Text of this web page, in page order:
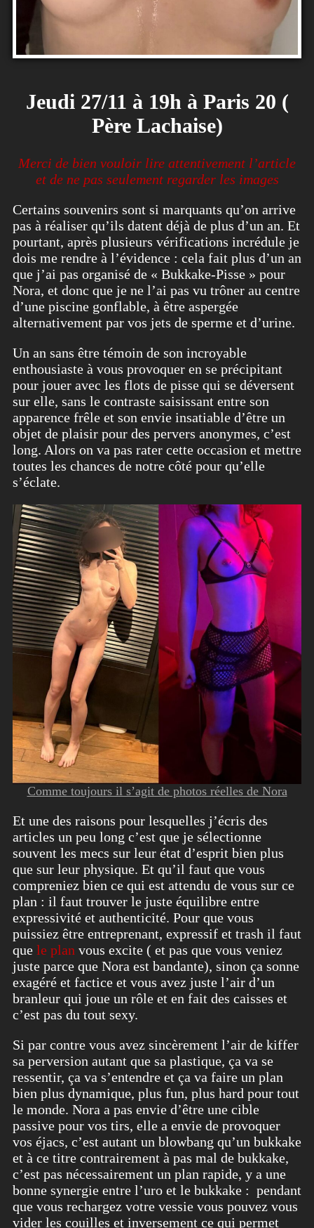
Jeudi 27/11 à 19h à Paris 20 (
Père Lachaise)
Merci de bien vouloir lire attentivement l’article
et de ne pas seulement regarder les images
Certains souvenirs sont si marquants qu’on arrive
pas à réaliser qu’ils datent déjà de plus d’un an. Et
pourtant, après plusieurs vérifications incrédule je
dois me rendre à l’évidence : cela fait plus d’un an
que j’ai pas organisé de « Bukkake-Pisse » pour
Nora, et donc que je ne l’ai pas vu trôner au centre
d’une piscine gonflable, à être aspergée
alternativement par vos jets de sperme et d’urine.
Un an sans être témoin de son incroyable
enthousiaste à vous provoquer en se précipitant
pour jouer avec les flots de pisse qui se déversent
sur elle, sans le contraste saisissant entre son
apparence frêle et son envie insatiable d’être un
objet de plaisir pour des pervers anonymes, c’est
long. Alors on va pas rater cette occasion et mettre
toutes les chances de notre côté pour qu’elle
s’éclate.
Comme toujours il s’agit de photos réelles de Nora
Et une des raisons pour lesquelles j’écris des
articles un peu long c’est que je sélectionne
souvent les mecs sur leur état d’esprit bien plus
que sur leur physique. Et qu’il faut que vous
compreniez bien ce qui est attendu de vous sur ce
plan : il faut trouver le juste équilibre entre
expressivité et authenticité. Pour que vous
puissiez être entreprenant, expressif et trash il faut
que le plan vous excite ( et pas que vous veniez
juste parce que Nora est bandante), sinon ça sonne
exagéré et factice et vous avez juste l’air d’un
branleur qui joue un rôle et en fait des caisses et
c’est pas du tout sexy.
Si par contre vous avez sincèrement l’air de kiffer
sa perversion autant que sa plastique, ça va se
ressentir, ça va s’entendre et ça va faire un plan
bien plus dynamique, plus fun, plus hard pour tout
le monde. Nora a pas envie d’être une cible
passive pour vos tirs, elle a envie de provoquer
vos éjacs, c’est autant un blowbang qu’un bukkake
et à ce titre contrairement à pas mal de bukkake,
c’est pas nécessairement un plan rapide, y a une
bonne synergie entre l’uro et le bukkake : pendant
que vous rechargez votre vessie vous pouvez vous
vider les couilles et inversement ce qui permet